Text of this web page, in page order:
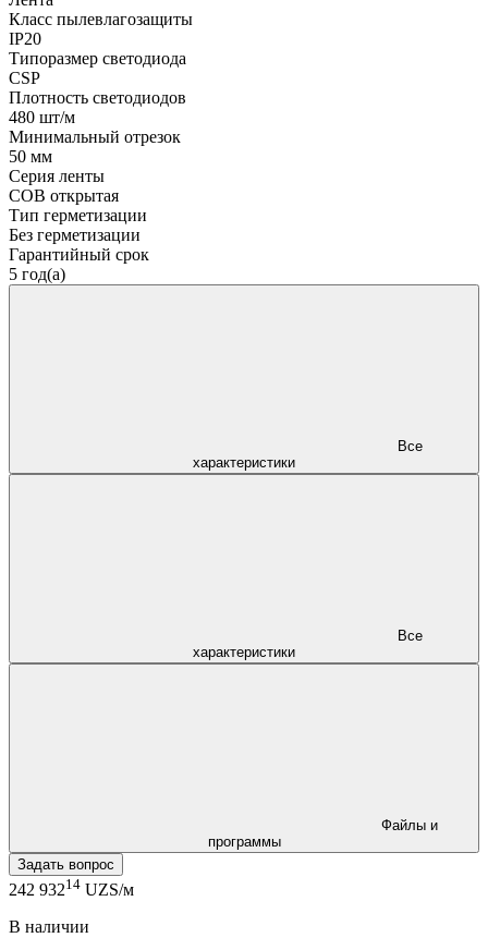
Класс пылевлагозащиты
IP20
Типоразмер светодиода
CSP
Плотность светодиодов
480 шт/м
Минимальный отрезок
50 мм
Серия ленты
COB открытая
Тип герметизации
Без герметизации
Гарантийный срок
5 год(а)
характеристики
характеристики
программы
Задать вопрос
242 93214 UZS/м
В наличии